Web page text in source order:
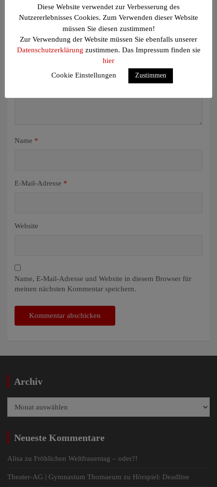
Felder sind mit*markiert
Name *
E-Mail-Adresse *
Website
Name, E-Mail-Adresse und Website in diesem Browser für
meinen nächsten Kommentar speichern.
Archiv
Neueste Kommentare
Alisa zu Fröhlichen Weltfrauentag – oder?!
Theater-AG | Gymnasium Thomaeum zu Hörspiel: Deadline
Diese Website verwendet zur Verbesserung des
Nutzererlebnisses Cookies. Zum Verwenden dieser Website
müssen Sie diesen zustimmen!
Zur Verwendung der Website müssen Sie ebenfalls unserer
Datenschutzerklärung zustimmen. Das Impressum finden sie
hier
Cookie Einstellungen
Zustimmen